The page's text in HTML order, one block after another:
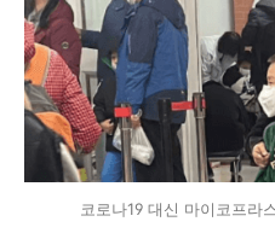
코로나19 대신 마이코프라